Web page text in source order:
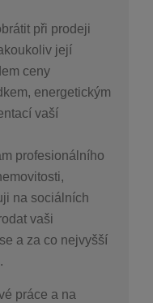
při prodeji
její
ceny
energetickým
vaší
profesionálního
na sociálních
vaši
a za co nejvyšší
práce a na